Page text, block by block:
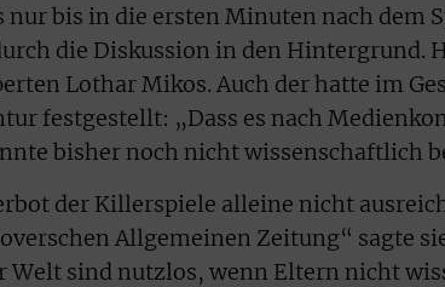
nur bis in die ersten Minuten nach dem
die Diskussion in den Hintergrund.
Lothar Mikos. Auch der hatte im
festgestellt: „Dass es nach
bisher noch nicht wissenschaftlich
der Killerspiele alleine nicht
Allgemeinen Zeitung“ sagte
Welt sind nutzlos, wenn Eltern nicht